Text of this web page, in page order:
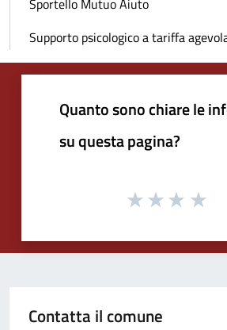
Sportello Mutuo Aiuto
Supporto psicologico a tariffa
Quanto sono chiare le
su questa pagina?
Contatta il comune